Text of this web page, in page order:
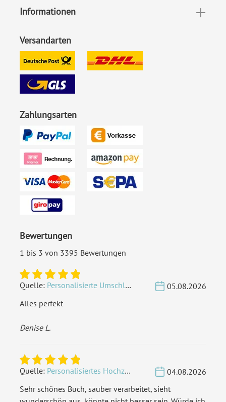
Informationen
Versandarten
Zahlungsarten
Bewertungen
1 bis 3 von 3395 Bewertungen
Quelle: Personalisierte Umschläge - Vintage - Quadrat 155 x 155 mm
05.08.2026
Alles perfekt
Denise L.
Quelle: Personalisiertes Hochzeit Gästebuch A4 - Herzbaum
04.08.2026
Sehr schönes Buch, sauber verarbeitet, sieht